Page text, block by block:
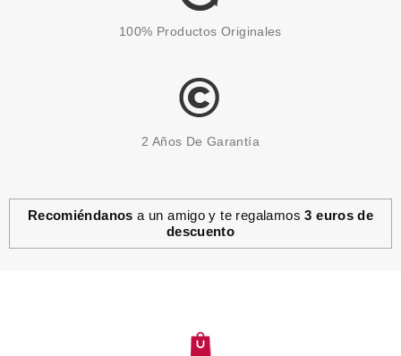
LAURA BIAGIOTTI
45.99€
100% Productos Originales
2 Años De Garantía
Recomiéndanos a un amigo y te regalamos3 euros de
descuento